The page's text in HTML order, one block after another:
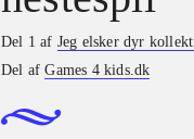
Del 1 af Jeg elsker dyr
Del afGames 4 kids.dk